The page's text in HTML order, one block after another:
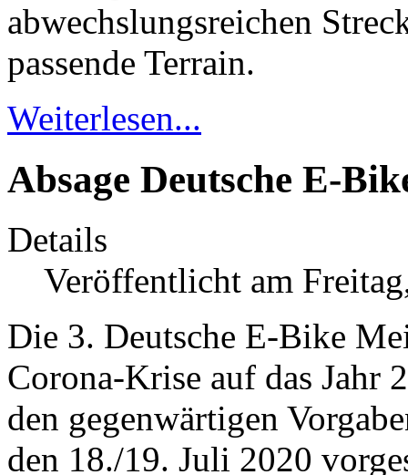
abwechslungsreichen
passende Terrain.
Weiterlesen...
Absage Deutsche E-
Details
Veröffentlicht am
Die 3. Deutsche E-Bike
Corona-Krise auf das Jahr
den gegenwärtigen
den 18./19. Juli 2020